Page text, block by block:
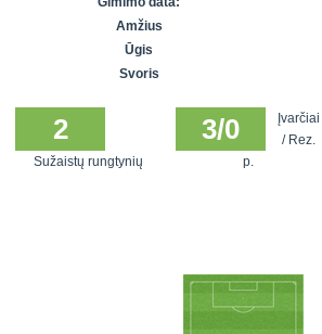
SFL rudens
Snaigės taurė
čempionatas
Amžius
Ūgis
Svoris
2
Sužaistų rungtynių
3/0
Įvarčiai
/ Rez.
p.